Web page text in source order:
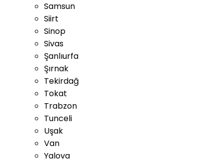
Samsun
Siirt
Sinop
Sivas
Şanlıurfa
Şırnak
Tekirdağ
Tokat
Trabzon
Tunceli
Uşak
Van
Yalova